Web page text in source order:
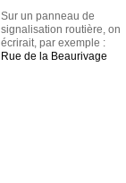
Sur un panneau de
signalisation routière, on
écrirait, par exemple :
Rue de la Beaurivage